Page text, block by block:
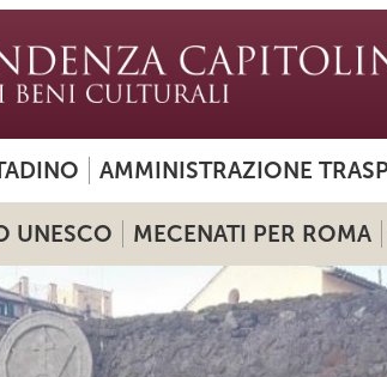
AMMINISTRAZIONE
UNESCO MECENATI PER ROMA